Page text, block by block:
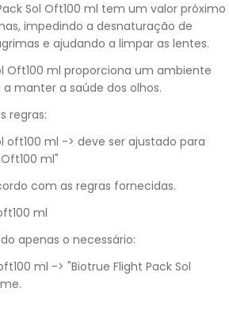
Sol Oft100 ml tem um valor próximo
impedindo a desnaturação de
e ajudando a limpar as lentes.
Oft100 ml proporciona um ambiente
manter a saúde dos olhos.
regras:
oft100 ml -> deve ser ajustado para
ml"
com as regras fornecidas.
ml
apenas o necessário:
ml -> "Biotrue Flight Pack Sol